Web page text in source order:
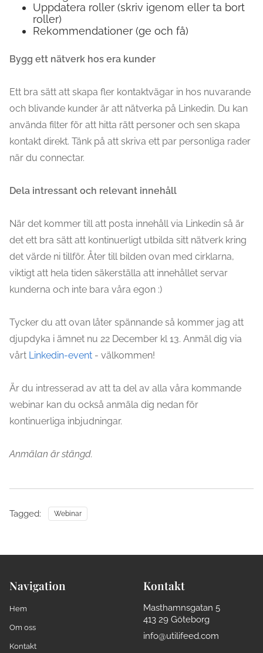
Uppdatera roller (skriv igenom eller ta bort
roller)
Rekommendationer (ge och få)
Bygg ett nätverk hos era kunder
Ett bra sätt att skapa fler kontaktvägar in hos nuvarande
och blivande kunder är att nätverka på Linkedin. Du kan
använda filter för att hitta rätt personer och sen skapa
kontakt direkt. Tänk på att skriva ett par personliga rader
när du connectar.
Dela intressant och relevant innehåll
När det kommer till att posta innehåll via Linkedin så är
det ett bra sätt att kontinuerligt utbilda sitt nätverk kring
det värde ni tillför. Åter till bilden ovan med cirklarna,
viktigt att hela tiden säkerställa att innehållet servar
kunderna och inte bara våra egon :)
Tycker du att ovan låter spännande så kommer jag att
djupdyka i ämnet nu 22 December kl 13. Anmäl dig via
vårt Linkedin-event - välkommen!
Är du intresserad av att ta del av alla våra kommande
webinar kan du också anmäla dig nedan för
kontinuerliga inbjudningar.
Anmälan är stängd.
Tagged: Webinar
Navigation
Hem
Om oss
Kontakt
Kontakt
Masthamnsgatan 5
413 29 Göteborg
info@utilifeed.com